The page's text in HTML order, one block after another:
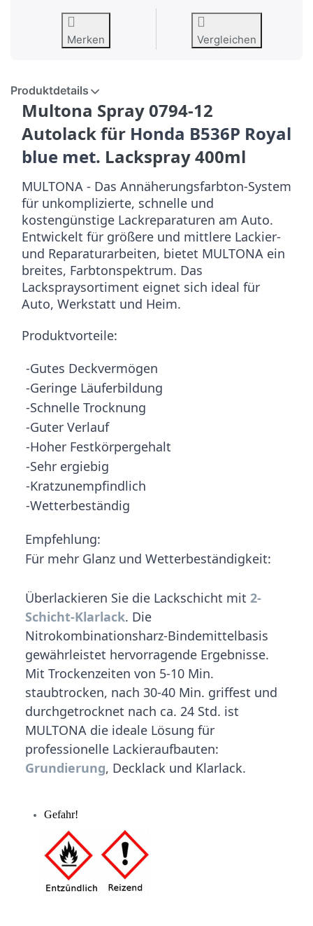
Merken Vergleichen
Produktdetails
Multona Spray 0794-12
Autolack für Honda B536P Royal
blue met. Lackspray 400ml
MULTONA - Das Annäherungsfarbton-System
für unkomplizierte, schnelle und
kostengünstige Lackreparaturen am Auto.
Entwickelt für größere und mittlere Lackier-
und Reparaturarbeiten, bietet MULTONA ein
breites, Farbtonspektrum. Das
Lackspraysortiment eignet sich ideal für
Auto, Werkstatt und Heim.
Produktvorteile:
-Gutes Deckvermögen
-Geringe Läuferbildung
-Schnelle Trocknung
-Guter Verlauf
-Hoher Festkörpergehalt
-Sehr ergiebig
-Kratzunempfindlich
-Wetterbeständig
Empfehlung:
Für mehr Glanz und Wetterbeständigkeit:
Überlackieren Sie die Lackschicht mit 2-
Schicht-Klarlack. Die
Nitrokombinationsharz-Bindemittelbasis
gewährleistet hervorragende Ergebnisse.
Mit Trockenzeiten von 5-10 Min.
staubtrocken, nach 30-40 Min. griffest und
durchgetrocknet nach ca. 24 Std. ist
MULTONA die ideale Lösung für
professionelle Lackieraufbauten:
Grundierung, Decklack und Klarlack.
Gefahr!